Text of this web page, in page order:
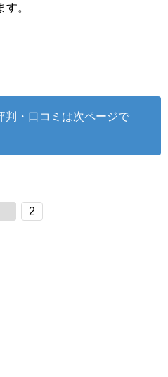
。
判・口コミは次ページで
2